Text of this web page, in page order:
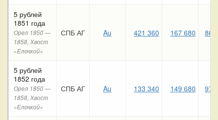
5 рублей
1851 года
Орел 1850 —
1858, Хвост
«Елочкой»
СПБ АГ Au 421 360 167 680 86
5 рублей
1852 года
Орел 1850 —
1858, Хвост
«Елочкой»
СПБ АГ Au 133 340 149 680 97